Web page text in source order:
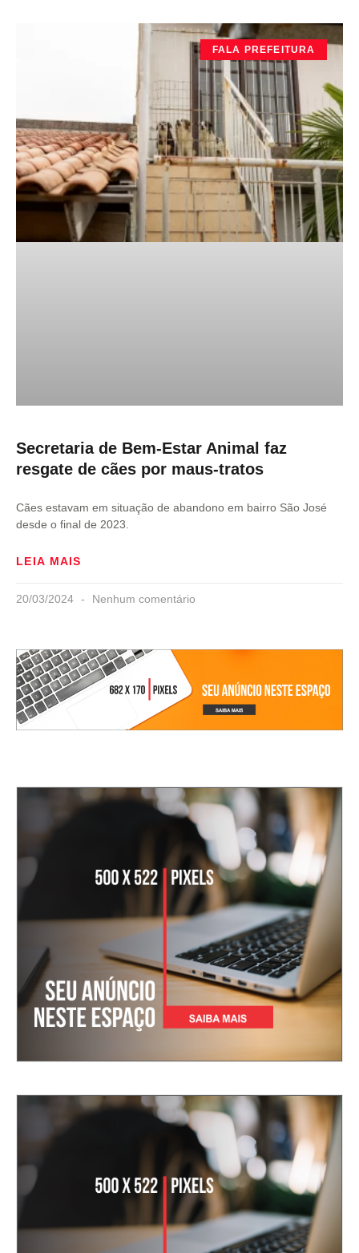
FALA PREFEITURA
Secretaria de Bem-Estar Animal faz
resgate de cães por maus-tratos
Cães estavam em situação de abandono em bairro São José
desde o final de 2023.
LEIA MAIS
20/03/2024 Nenhum comentário